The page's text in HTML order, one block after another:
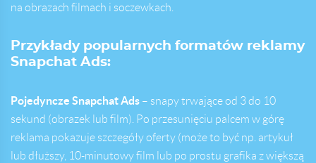
na obrazach filmach i soczewkach.
Przykłady popularnych formatów reklamy
Snapchat Ads:
Pojedyncze Snapchat Ads – snapy trwające od 3 do 10
sekund (obrazek lub film). Po przesunięciu palcem w górę
reklama pokazuje szczegóły oferty (może to być np. artykuł
lub dłuższy, 10-minutowy film lub po prostu grafika z większą